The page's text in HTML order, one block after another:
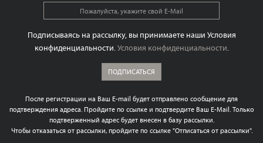
Подписываясь на рассылку, вы принимаете наши Условия
конфиденциальности.Условия конфиденциальности.
ПОДПИСАТЬСЯ
После регистрации на Ваш E-mail будет отправлено сообщение для
подтверждения адреса. Пройдите по ссылке и подтвердите Ваш E-Mail. Только
подтверженный адрес будет внесен в базу рассылки.
Чтобы отказаться от рассылки, пройдите по ссылке "Отписаться от рассылки".